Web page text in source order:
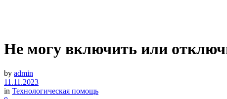
Не могу включить или
by admin
11.11.2023
in Технологическая помощь